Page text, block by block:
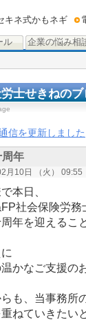
ル 企業の悩み相
キネ式かもネギ
士せきねのブ
信を更新しました
周年
月10日 （火） 09:55
本日、
社会保険労務
年を迎えるこ
かなご支援の
も、当事務所
ねていきたい